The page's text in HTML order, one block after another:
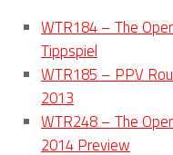
WTR184 – The
Tippspiel
WTR185 – PPV
2013
WTR248 – The
2014 Preview